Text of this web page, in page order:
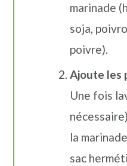
marinade
soja,
poivre).
Ajoute les
Une fois
la
sac